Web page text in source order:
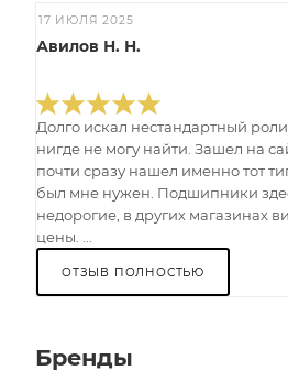
17 ИЮЛЯ 2025
Авилов Н. Н.
Долго искал нестандартный
нигде не могу найти. Зашел на
почти сразу нашел именно тот
был мне нужен. Подшипники
недорогие, в других магазинах
цены. ...
ОТЗЫВ ПОЛНОСТЬЮ
Бренды